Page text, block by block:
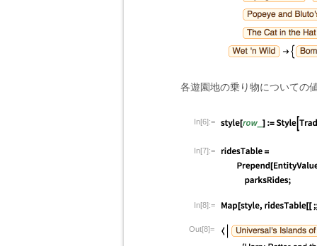
各遊園地の乗り物についての
In[6]:=
In[7]:=
In[8]:=
Out[8]=